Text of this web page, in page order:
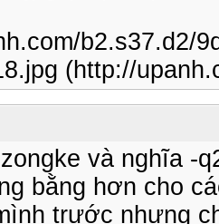
b2.s37.d2/
(http://
và nghĩa -
bằng hơn cho
trước nhưng